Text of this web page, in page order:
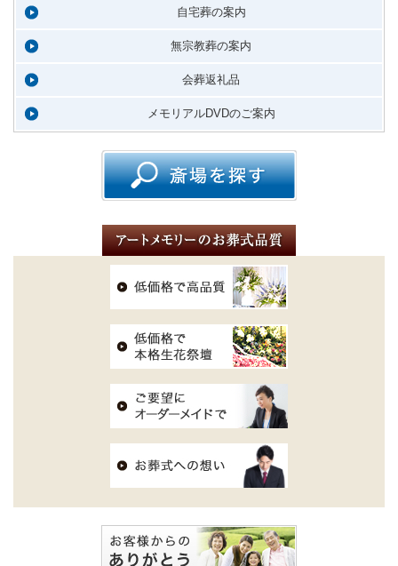
自宅葬の案内
無宗教葬の案内
会葬返礼品
メモリアルDVDのご案内